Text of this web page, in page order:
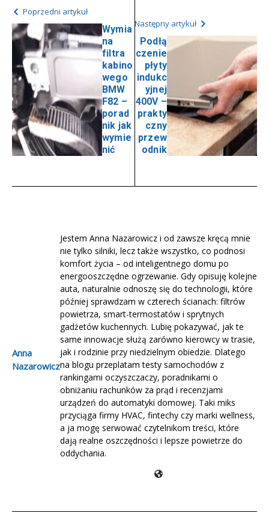
Poprzedni artykuł
Wymia
na
filtra
kabino
wego
BMW
F82 –
porad
nik jak
wymie
nić
Następny artykuł
Podłą
czenie
płyty
indukc
yjnej
400V –
prakty
czny
przew
odnik
Anna
Nazarowicz
Jestem Anna Nazarowicz i od zawsze kręcą mnie
nie tylko silniki, lecz także wszystko, co podnosi
komfort życia – od inteligentnego domu po
energooszczędne ogrzewanie. Gdy opisuję kolejne
auta, naturalnie odnoszę się do technologii, które
później sprawdzam w czterech ścianach: filtrów
powietrza, smart-termostatów i sprytnych
gadżetów kuchennych. Lubię pokazywać, jak te
same innowacje służą zarówno kierowcy w trasie,
jak i rodzinie przy niedzielnym obiedzie. Dlatego
na blogu przeplatam testy samochodów z
rankingami oczyszczaczy, poradnikami o
obniżaniu rachunków za prąd i recenzjami
urządzeń do automatyki domowej. Taki miks
przyciąga firmy HVAC, fintechy czy marki wellness,
a ja mogę serwować czytelnikom treści, które
dają realne oszczędności i lepsze powietrze do
oddychania.